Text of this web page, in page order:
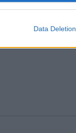
Data Deletion